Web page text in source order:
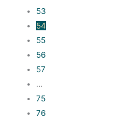
53
54
55
56
57
…
75
76